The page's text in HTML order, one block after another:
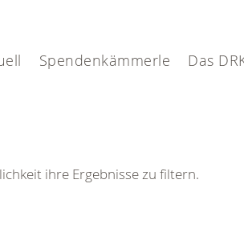
Spendenkämmerle Das
ihre Ergebnisse zu filtern.